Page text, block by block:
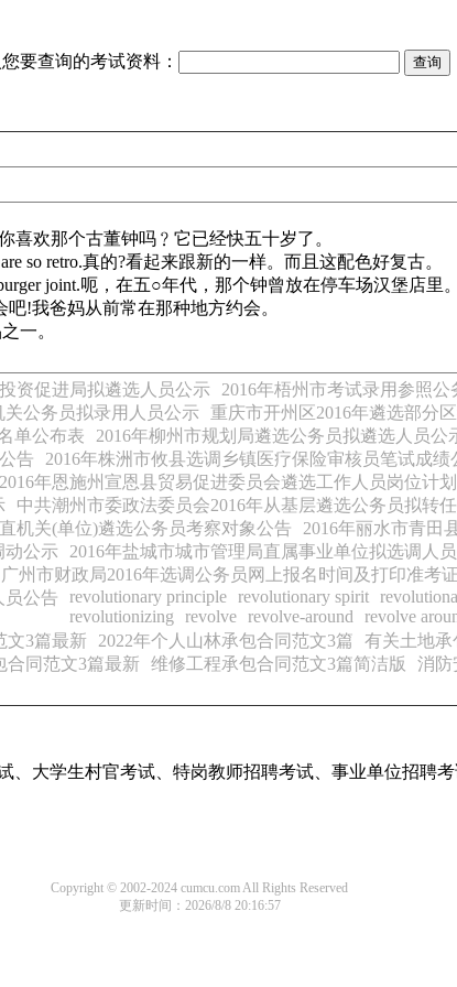
要查询的考试资料：
喜欢那个古董钟吗﹖它已经快五十岁了。
so retro.真的?看起来跟新的一样。而且这配色好复古。
joint.呃，在五○年代，那个钟曾放在停车场汉堡店里。
吧!我爸妈从前常在那种地方约会。
一。
资促进局拟遴选人员公示
2016年梧州市考试录用参照
公务员拟录用人员公示 重庆市开州区2016年遴选部分
单公布表
2016年柳州市规划局遴选公务员拟遴选人员公
告
2016年株洲市攸县选调乡镇医疗保险审核员笔试成绩
2016年恩施州宣恩县贸易促进委员会遴选工作人员岗位计
中共潮州市委政法委员会2016年从基层遴选公务员拟转
机关(单位)遴选公务员考察对象公告
2016年丽水市青田
动公示
2016年盐城市城市管理局直属事业单位拟选调人
广州市财政局2016年选调公务员网上报名时间及打印准考
员公告
revolutionary principle revolutionary spirit
revolutionizing
revolve revolve-around revolve
文3篇最新 2022年个人山林承包合同范文3篇 有关土地承
合同范文3篇最新 维修工程承包合同范文3篇简洁版
消防
大学生村官考试、特岗教师招聘考试、事业单位招聘
Copyright © 2002-2024 cumcu.com All Rights Reserved
更新时间：2026/8/8 20:16:57